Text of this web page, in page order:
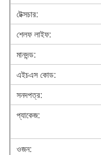
টেক্সচার:
শেলফ লাইফ:
মানদন্ড:
এইচএস কোড:
সনদপত্র:
প্যাকেজ:
ওজন: